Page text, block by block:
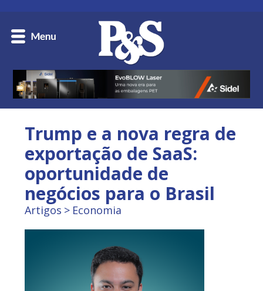
Trump e a nova regra de
exportação de SaaS:
oportunidade de
negócios para o Brasil
Artigos Economia